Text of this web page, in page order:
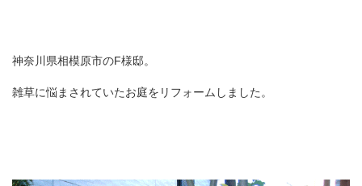
神奈川県相模原市のF様邸。
雑草に悩まされていたお庭をリフォームしました。